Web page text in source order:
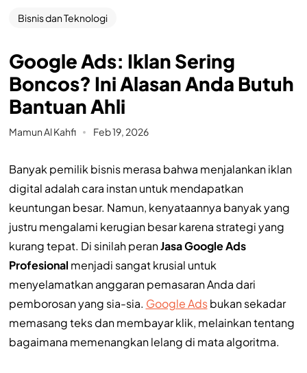
Bisnis dan Teknologi
Google Ads: Iklan Sering
Boncos? Ini Alasan Anda Butuh
Bantuan Ahli
Mamun Al Kahfi Feb 19, 2026
Banyak pemilik bisnis merasa bahwa menjalankan iklan
digital adalah cara instan untuk mendapatkan
keuntungan besar. Namun, kenyataannya banyak yang
justru mengalami kerugian besar karena strategi yang
kurang tepat. Di sinilah peranJasa Google Ads
Profesional menjadi sangat krusial untuk
menyelamatkan anggaran pemasaran Anda dari
pemborosan yang sia-sia. Google Adsbukan sekadar
memasang teks dan membayar klik, melainkan tentang
bagaimana memenangkan lelang di mata algoritma.